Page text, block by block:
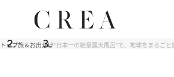
トップ旅＆お出かけ“日本一の絶景露天風呂”で、地球をまるご